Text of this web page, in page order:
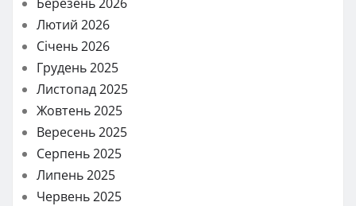
Лютий 2026
Січень 2026
Грудень 2025
Листопад 2025
Жовтень 2025
Вересень 2025
Серпень 2025
Липень 2025
Червень 2025